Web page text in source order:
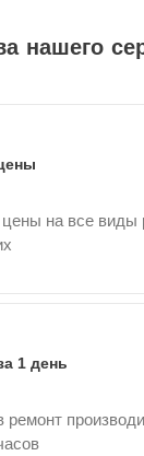
нашего
на все виды
1 день
ремонт